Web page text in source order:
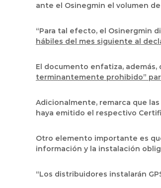
ante el Osinegmin el volumen
“Para tal efecto, el Osinergmin
hábiles del mes siguiente al
El documento enfatiza, además,
terminantemente prohibido”
Adicionalmente, remarca que
haya emitido el respectivo
Otro elemento importante es
información y la instalación
“Los distribuidores instalarán